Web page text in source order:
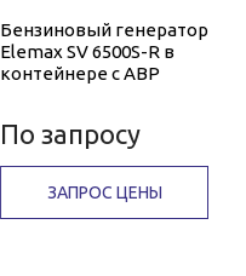
Бензиновый генератор
Elemax SV 6500S-R в
контейнере с АВР
По запросу
ЗАПРОС ЦЕНЫ